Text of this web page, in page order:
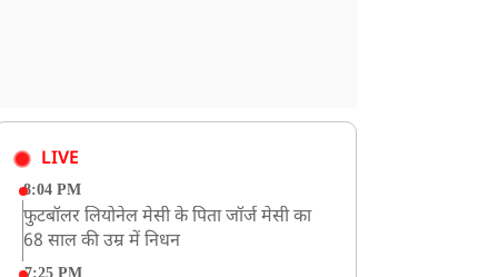
LIVE
8:04 PM
फुटबॉलर लियोनेल मेसी के पिता जॉर्ज मेसी का
68 साल की उम्र में निधन
7:25 PM